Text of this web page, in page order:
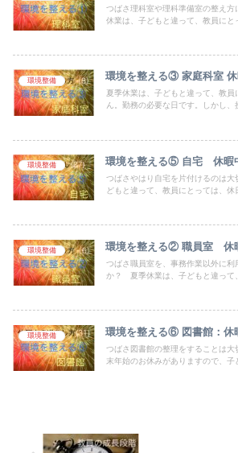
つばさ理科室や理科準備室の整え
休業は、子どもと違って、教員にと
環境整備 環境を整える③ 家庭科室 休
夏季休業は、子どもと違って、教
ん。勤務の必要な日です。しかし、
環境整備 環境を整える⑤ 自宅 休暇
つばさやはり自宅を片付けるのは
どもと違って、教員にとっては、休
環境整備 環境を整える② 職員室 休
つばさ職員室を、事務作業以外に利
か？ 夏季休業は、子どもと違って
環境整備 環境を整える⑥ 図書館：休
つばさ図書館の整理をすることは
末年始のお休みがありますので、子